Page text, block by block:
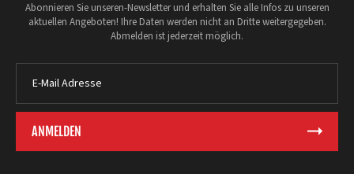
Abonnieren Sie unseren-Newsletter und erhalten Sie alle Infos zu unseren
aktuellen Angeboten! Ihre Daten werden nicht an Dritte weitergegeben.
Abmelden ist jederzeit möglich.